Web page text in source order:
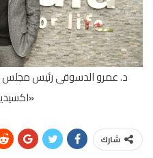
د. عمرو الدسوقى رئيس مجلس
شارك